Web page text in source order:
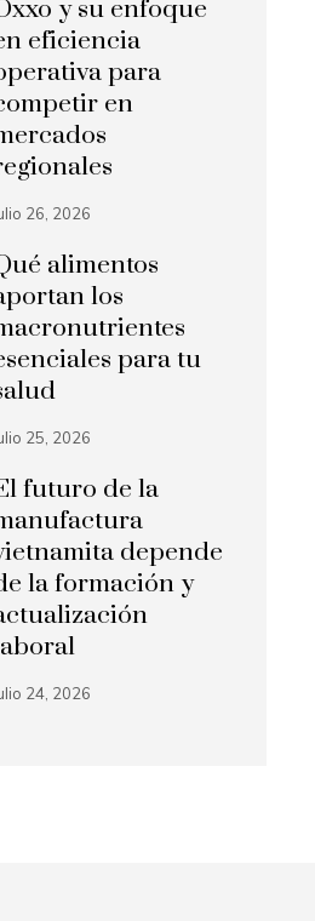
y su enfoque
eficiencia
para
en
26, 2026
alimentos
los
para tu
25, 2026
futuro de la
depende
la formación y
24, 2026